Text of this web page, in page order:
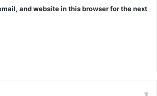
and website in this browser for the next